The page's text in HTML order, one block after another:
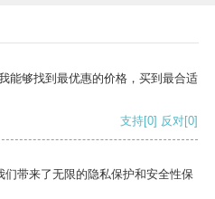
能够找到最优惠的价格，买到最合适
支持[0] 反对[0]
带来了无限的隐私保护和安全性保